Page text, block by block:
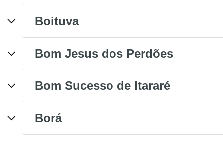
Boituva
Bom Jesus dos Perdões
Bom Sucesso de Itararé
Borá